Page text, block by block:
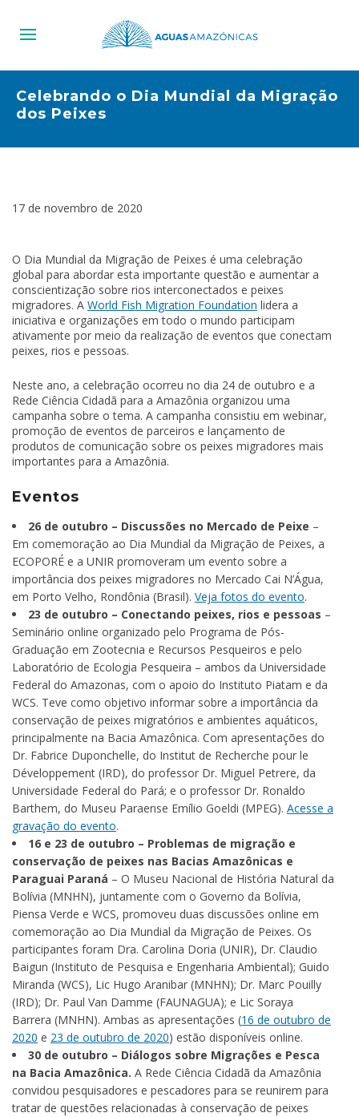
Celebrando o Dia Mundial da Migração
dos Peixes
17 de novembro de 2020
O Dia Mundial da Migração de Peixes é uma celebração
global para abordar esta importante questão e aumentar a
conscientização sobre rios interconectados e peixes
migradores. A World Fish Migration Foundation lidera a
iniciativa e organizações em todo o mundo participam
ativamente por meio da realização de eventos que conectam
peixes, rios e pessoas.
Neste ano, a celebração ocorreu no dia 24 de outubro e a
Rede Ciência Cidadã para a Amazônia organizou uma
campanha sobre o tema. A campanha consistiu em webinar,
promoção de eventos de parceiros e lançamento de
produtos de comunicação sobre os peixes migradores mais
importantes para a Amazônia.
Eventos
26 de outubro – Discussões no Mercado de Peixe –
Em comemoração ao Dia Mundial da Migração de Peixes, a
ECOPORÉ e a UNIR promoveram um evento sobre a
importância dos peixes migradores no Mercado Cai N’Água,
em Porto Velho, Rondônia (Brasil). Veja fotos do evento.
23 de outubro – Conectando peixes, rios e pessoas –
Seminário online organizado pelo Programa de Pós-
Graduação em Zootecnia e Recursos Pesqueiros e pelo
Laboratório de Ecologia Pesqueira – ambos da Universidade
Federal do Amazonas, com o apoio do Instituto Piatam e da
WCS. Teve como objetivo informar sobre a importância da
conservação de peixes migratórios e ambientes aquáticos,
principalmente na Bacia Amazônica. Com apresentações do
Dr. Fabrice Duponchelle, do Institut de Recherche pour le
Développement (IRD), do professor Dr. Miguel Petrere, da
Universidade Federal do Pará; e o professor Dr. Ronaldo
Barthem, do Museu Paraense Emílio Goeldi (MPEG). Acesse a
gravação do evento.
16 e 23 de outubro – Problemas de migração e
conservação de peixes nas Bacias Amazônicas e
Paraguai Paraná – O Museu Nacional de História Natural da
Bolívia (MNHN), juntamente com o Governo da Bolívia,
Piensa Verde e WCS, promoveu duas discussões online em
comemoração ao Dia Mundial da Migração de Peixes. Os
participantes foram Dra. Carolina Doria (UNIR), Dr. Claudio
Baigun (Instituto de Pesquisa e Engenharia Ambiental); Guido
Miranda (WCS), Lic Hugo Aranibar (MNHN); Dr. Marc Pouilly
(IRD); Dr. Paul Van Damme (FAUNAGUA); e Lic Soraya
Barrera (MNHN). Ambas as apresentações (16 de outubro de
2020 e 23 de outubro de 2020) estão disponíveis online.
30 de outubro – Diálogos sobre Migrações e Pesca
na Bacia Amazônica. A Rede Ciência Cidadã da Amazônia
convidou pesquisadores e pescadores para se reunirem para
tratar de questões relacionadas à conservação de peixes